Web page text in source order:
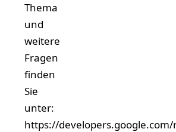
Thema
und
weitere
Fragen
finden
Sie
unter:
https://